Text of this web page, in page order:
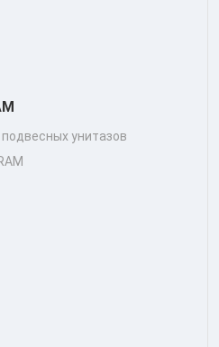
унитазов